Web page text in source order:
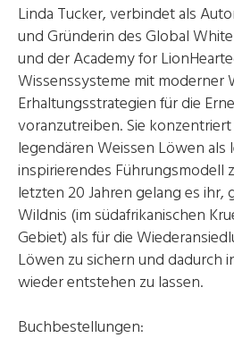
Linda Tucker, verbindet als
und Gründerin des Global
und der Academy for
Wissenssysteme mit moderner
Erhaltungsstrategien für die
voranzutreiben. Sie konzentriert
legendären Weissen Löwen als
inspirierendes Führungsmodell
letzten 20 Jahren gelang es ihr,
Wildnis (im südafrikanischen
Gebiet) als für die
Löwen zu sichern und dadurch
wieder entstehen zu lassen.
Buchbestellungen: